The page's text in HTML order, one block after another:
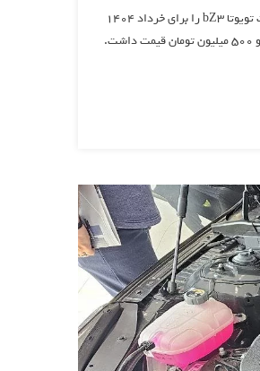
[ad_1] نوشته و ویرایش شده توسط مجله ی فرنگی شرکت برساوش، واردکننده خودروهای برقی تویوتا به ایران، قیمت تویوتا bZ3 را برای خرداد ۱۴۰۴
افزایش داد. این خودرو اکنون با قیمتی نزدیک ۳ میلیارد تومان عرضه می‌شود. تویوتا bZ3 در گذشته حدود ۲ میلیارد و 500 میلیون تومان قیمت داشت.